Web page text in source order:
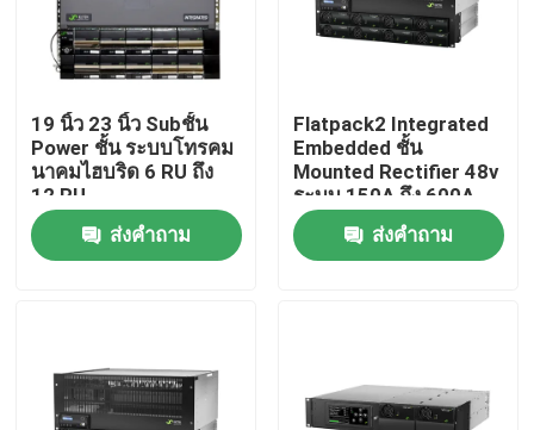
ทัวร์โรงงาน
ควบคุมคุณภาพ
ติดต่อเรา
ขออ้าง
ตู้อุปกรณ์โทรคมนาคม
19 นิ้ว 23 นิ้ว Subชั้น
Power ชั้น ระบบโทรคม
นาคมไฮบริด 6 RU ถึง
12 RU
ส่งคำถาม
Flatpack2 Integrated
Embedded ชั้น
Mounted Rectifier 48v
ระบบ 150A ถึง 600A
ส่งคำถาม